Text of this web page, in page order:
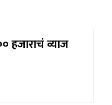
हजाराचं व्याज